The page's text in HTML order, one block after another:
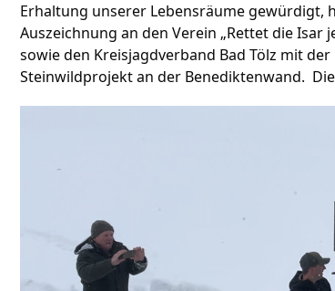
Erhaltung unserer Lebensräume gewürdigt,
Auszeichnung an den Verein „Rettet die Isar
sowie den Kreisjagdverband Bad Tölz mit
Steinwildprojekt an der Benediktenwand.